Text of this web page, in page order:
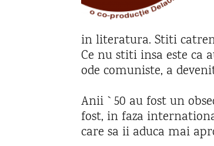
in literatura. Stiti
Ce nu stiti insa este ca
ode comuniste, a
Anii `50 au fost un
fost, in faza
care sa ii aduca mai